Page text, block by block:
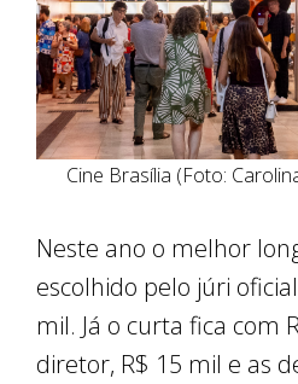
Cine Brasília (Foto:
Neste ano o melhor
escolhido pelo júri
mil. Já o curta fica com
diretor, R$ 15 mil e as